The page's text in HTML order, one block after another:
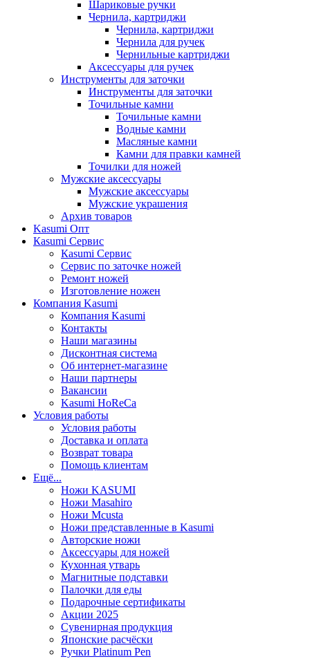
Шариковые ручки
Чернила, картриджи
Чернила, картриджи
Чернила для ручек
Чернильные картриджи
Аксессуары для ручек
Инструменты для заточки
Инструменты для заточки
Точильные камни
Точильные камни
Водные камни
Масляные камни
Камни для правки камней
Точилки для ножей
Мужские аксессуары
Мужские аксессуары
Мужские украшения
Архив товаров
Kasumi Опт
Кasumi Сервис
Кasumi Сервис
Сервис по заточке ножей
Ремонт ножей
Изготовление ножен
Компания Kasumi
Компания Kasumi
Контакты
Наши магазины
Дисконтная система
Об интернет-магазине
Наши партнеры
Вакансии
Kasumi HoReCa
Условия работы
Условия работы
Доставка и оплата
Возврат товара
Помощь клиентам
Ещё...
Ножи KASUMI
Ножи Masahiro
Ножи Mcusta
Ножи представленные в Kasumi
Авторские ножи
Аксессуары для ножей
Кухонная утварь
Магнитные подставки
Палочки для еды
Подарочные сертификаты
Акции 2025
Сувенирная продукция
Японские расчёски
Ручки Platinum Pen